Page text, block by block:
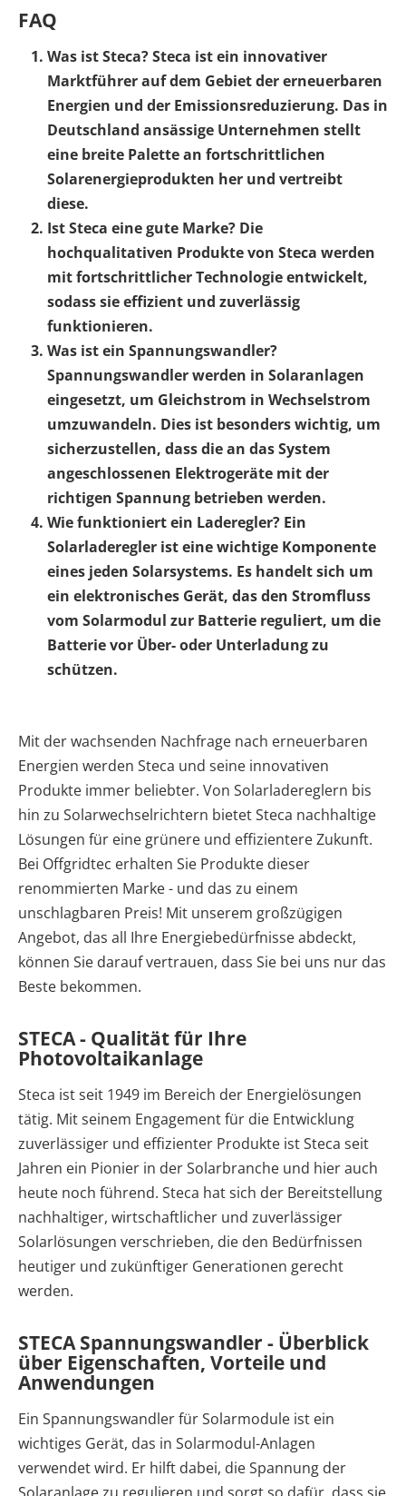
FAQ
Was ist Steca?Steca ist ein innovativer
Marktführer auf dem Gebiet der erneuerbaren
Energien und der Emissionsreduzierung. Das in
Deutschland ansässige Unternehmen stellt
eine breite Palette an fortschrittlichen
Solarenergieprodukten her und vertreibt
diese.
Ist Steca eine gute Marke? Die
hochqualitativen Produkte von Steca werden
mit fortschrittlicher Technologie entwickelt,
sodass sie effizient und zuverlässig
funktionieren.
Was ist ein Spannungswandler?
Spannungswandler werden in Solaranlagen
eingesetzt, um Gleichstrom in Wechselstrom
umzuwandeln. Dies ist besonders wichtig, um
sicherzustellen, dass die an das System
angeschlossenen Elektrogeräte mit der
richtigen Spannung betrieben werden.
Wie funktioniert ein Laderegler? Ein
Solarladeregler ist eine wichtige Komponente
eines jeden Solarsystems. Es handelt sich um
ein elektronisches Gerät, das den Stromfluss
vom Solarmodul zur Batterie reguliert, um die
Batterie vor Über- oder Unterladung zu
schützen.
Mit der wachsenden Nachfrage nach erneuerbaren
Energien werden Steca und seine innovativen
Produkte immer beliebter. Von Solarladereglern bis
hin zu Solarwechselrichtern bietet Steca nachhaltige
Lösungen für eine grünere und effizientere Zukunft.
Bei Offgridtec erhalten Sie Produkte dieser
renommierten Marke - und das zu einem
unschlagbaren Preis! Mit unserem großzügigen
Angebot, das all Ihre Energiebedürfnisse abdeckt,
können Sie darauf vertrauen, dass Sie bei uns nur das
Beste bekommen.
STECA - Qualität für Ihre
Photovoltaikanlage
Steca ist seit 1949 im Bereich der Energielösungen
tätig. Mit seinem Engagement für die Entwicklung
zuverlässiger und effizienter Produkte ist Steca seit
Jahren ein Pionier in der Solarbranche und hier auch
heute noch führend. Steca hat sich der Bereitstellung
nachhaltiger, wirtschaftlicher und zuverlässiger
Solarlösungen verschrieben, die den Bedürfnissen
heutiger und zukünftiger Generationen gerecht
werden.
STECA Spannungswandler - Überblick
über Eigenschaften, Vorteile und
Anwendungen
Ein Spannungswandler für Solarmodule ist ein
wichtiges Gerät, das in Solarmodul-Anlagen
verwendet wird. Er hilft dabei, die Spannung der